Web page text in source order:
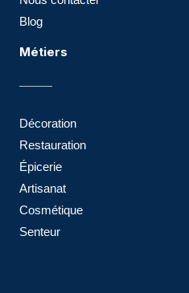
Blog
Métiers
Décoration
Restauration
Épicerie
Artisanat
Cosmétique
Senteur